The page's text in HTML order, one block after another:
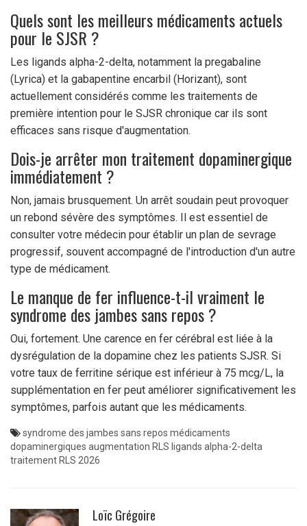
Quels sont les meilleurs médicaments actuels
pour le SJSR ?
Les ligands alpha-2-delta, notamment la pregabaline
(Lyrica) et la gabapentine encarbil (Horizant), sont
actuellement considérés comme les traitements de
première intention pour le SJSR chronique car ils sont
efficaces sans risque d'augmentation.
Dois-je arrêter mon traitement dopaminergique
immédiatement ?
Non, jamais brusquement. Un arrêt soudain peut provoquer
un rebond sévère des symptômes. Il est essentiel de
consulter votre médecin pour établir un plan de sevrage
progressif, souvent accompagné de l'introduction d'un autre
type de médicament.
Le manque de fer influence-t-il vraiment le
syndrome des jambes sans repos ?
Oui, fortement. Une carence en fer cérébral est liée à la
dysrégulation de la dopamine chez les patients SJSR. Si
votre taux de ferritine sérique est inférieur à 75 mcg/L, la
supplémentation en fer peut améliorer significativement les
symptômes, parfois autant que les médicaments.
syndrome des jambes sans repos médicaments
dopaminergiques augmentation RLS ligands alpha-2-delta
traitement RLS 2026
Loïc Grégoire